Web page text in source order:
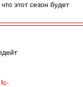
этот сезон будет